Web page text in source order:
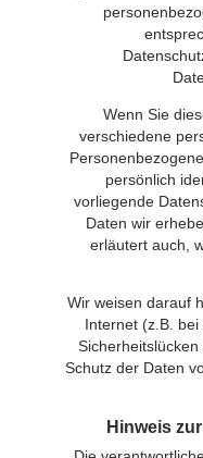
Wenn Sie
verschiedene
persönlich
vorliegende
Daten wir
erläutert auch,
Wir weisen darauf
Internet (z.B.
Schutz der Daten
Hinweis